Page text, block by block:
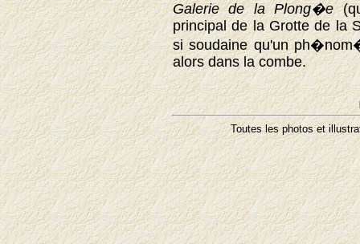
Galerie de la Plong�e
principal de la Grotte de la
si soudaine qu'un
alors dans la combe.
Toutes les photos et